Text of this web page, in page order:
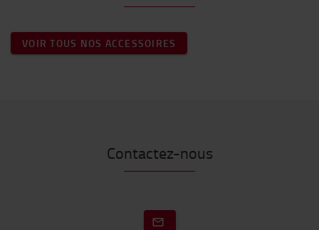
VOIR TOUS NOS ACCESSOIRES
Contactez-nous